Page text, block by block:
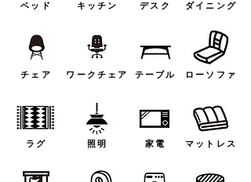
ベッド キッチン デスク ダイニング
チェア ワークチェア テーブル ローソファ
ラグ 照明 家電 マットレス